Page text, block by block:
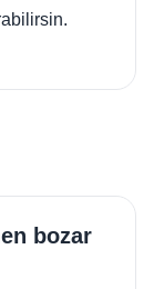
bozar